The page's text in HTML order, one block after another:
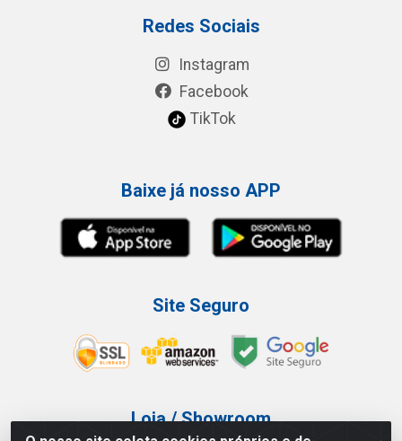
Redes Sociais
Instagram
Facebook
TikTok
Baixe já nosso APP
Site Seguro
Loja / Showroom